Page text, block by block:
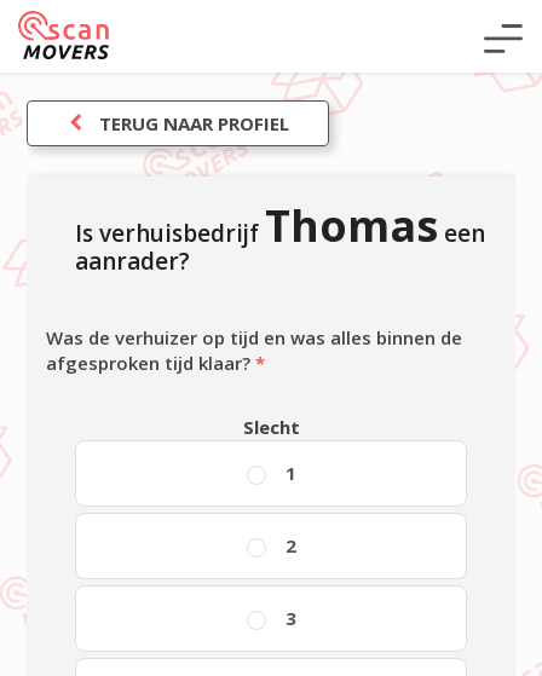
TERUG NAAR PROFIEL
Is verhuisbedrijf Thomas een
aanrader?
Was de verhuizer op tijd en was alles binnen de
afgesproken tijd klaar?*
Slecht
1
2
3